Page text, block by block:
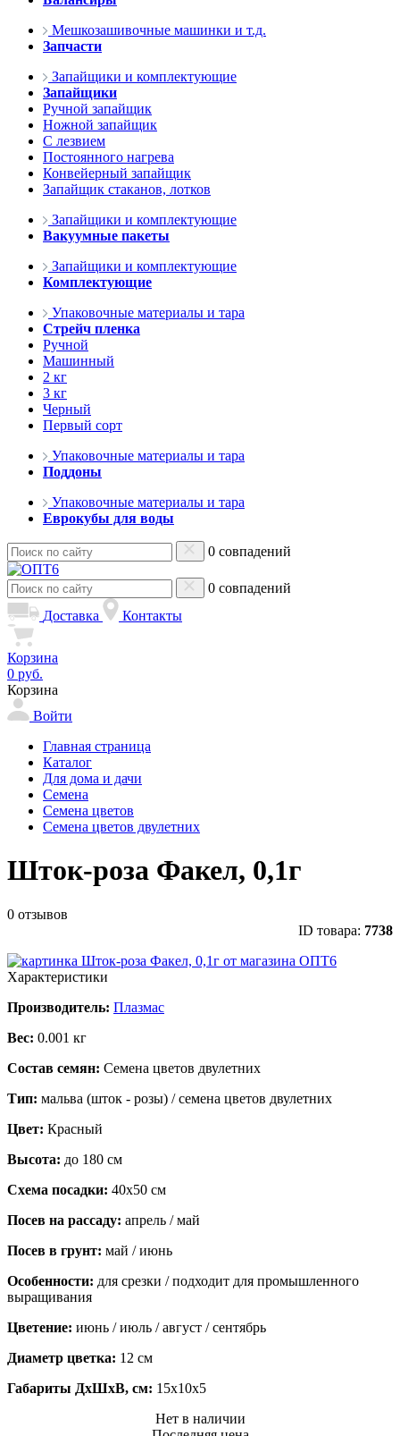
Мешкозашивочные машинки и т.д.
Запчасти
Запайщики и комплектующие
Запайщики
Ручной запайщик
Ножной запайщик
С лезвием
Постоянного нагрева
Конвейерный запайщик
Запайщик стаканов, лотков
Запайщики и комплектующие
Вакуумные пакеты
Запайщики и комплектующие
Комплектующие
Упаковочные материалы и тара
Стрейч пленка
Ручной
Машинный
2 кг
3 кг
Черный
Первый сорт
Упаковочные материалы и тара
Поддоны
Упаковочные материалы и тара
Еврокубы для воды
0 совпадений
0 совпадений
Доставка
Контакты
Корзина
0 руб.
Корзина
Войти
Главная страница
Каталог
Для дома и дачи
Семена
Семена цветов
Семена цветов двулетних
Шток-роза Факел, 0,1г
0 отзывов
ID товара: 7738
Характеристики
Производитель: Плазмас
Вес: 0.001 кг
Состав семян: Семена цветов двулетних
Тип: мальва (шток - розы) / семена цветов двулетних
Цвет: Красный
Высота: до 180 см
Схема посадки: 40х50 см
Посев на рассаду: апрель / май
Посев в грунт: май / июнь
Особенности: для срезки / подходит для промышленного
выращивания
Цветение: июнь / июль / август / сентябрь
Диаметр цветка: 12 см
Габариты ДхШхВ, см: 15x10x5
Нет в наличии